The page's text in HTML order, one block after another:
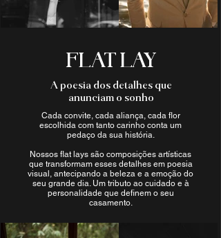
FLAT LAY
A poesia dos detalhes que
anunciam o sonho
Cada convite, cada aliança, cada flor
escolhida com tanto carinho conta um
pedaço da sua história.
Nossos flat lays são composições artísticas
que transformam esses detalhes em poesia
visual, antecipando a beleza e a emoção do
seu grande dia. Um tributo ao cuidado e à
personalidade que definem o seu
casamento.